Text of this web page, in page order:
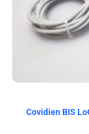
Covidien BIS